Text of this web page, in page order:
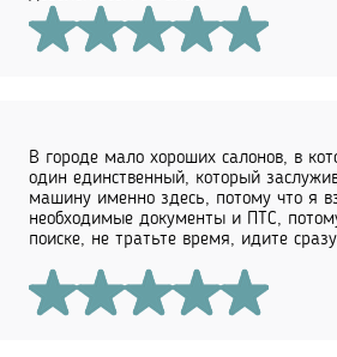
В городе мало хороших салонов, в
один единственный, который
машину именно здесь, потому что я
необходимые документы и ПТС,
поиске, не тратьте время, идите